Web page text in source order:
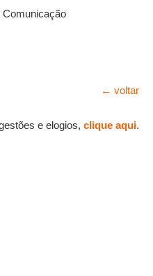
← voltar
e elogios, clique aqui.